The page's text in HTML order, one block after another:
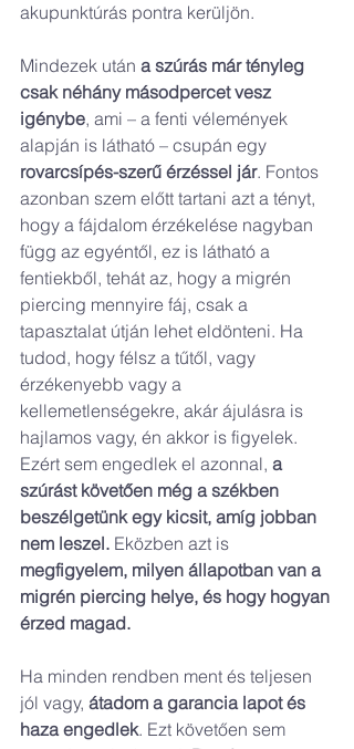
akupunktúrás pontra kerüljön.
Mindezek után a szúrás már tényleg
csak néhány másodpercet vesz
igénybe, ami – a fenti vélemények
alapján is látható – csupán egy
rovarcsípés-szerű érzéssel jár. Fontos
azonban szem előtt tartani azt a tényt,
hogy a fájdalom érzékelése nagyban
függ az egyéntől, ez is látható a
fentiekből, tehát az, hogy a migrén
piercing mennyire fáj, csak a
tapasztalat útján lehet eldönteni. Ha
tudod, hogy félsz a tűtől, vagy
érzékenyebb vagy a
kellemetlenségekre, akár ájulásra is
hajlamos vagy, én akkor is figyelek.
Ezért sem engedlek el azonnal, a
szúrást követően még a székben
beszélgetünk egy kicsit, amíg jobban
nem leszel. Eközben azt is
megfigyelem, milyen állapotban van a
migrén piercing helye, és hogy hogyan
érzed magad.
Ha minden rendben ment és teljesen
jól vagy, átadom a garancia lapot és
haza engedlek. Ezt követően sem